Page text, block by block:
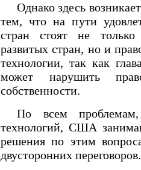
Однако здесь
тем, что на пути
стран стоят не только
развитых стран, но и
технологии, так как
может нарушить
собственности.
По всем
технологий, США
решения по этим
двусторонних переговоров.